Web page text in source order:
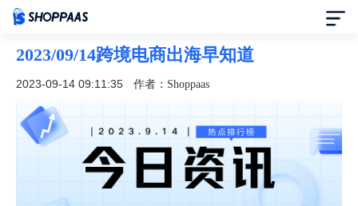
首页
定价
模板中心
2023/09/14跨境电商出海早知道
2023-09-14 09:11:35 作者：Shoppaas